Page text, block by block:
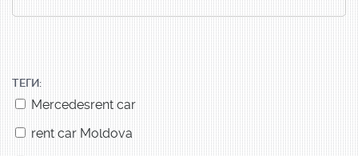
ТЕГИ:
Mercedesrent car
rent car Moldova